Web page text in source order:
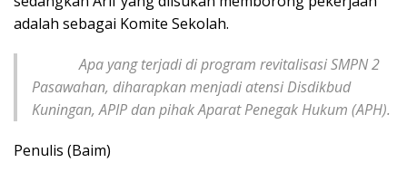
adalah sebagai Komite Sekolah.
Apa yang terjadi di program revitalisasi SMPN 2
Pasawahan, diharapkan menjadi atensi Disdikbud
Kuningan, APIP dan pihak Aparat Penegak Hukum (APH).
Penulis (Baim)